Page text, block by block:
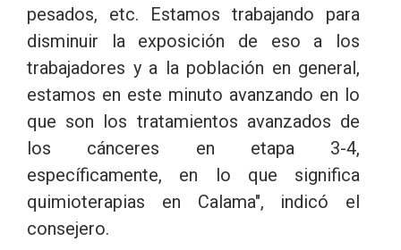
pesados, etc. Estamos trabajando para
disminuir la exposición de eso a los
trabajadores y a la población en general,
estamos en este minuto avanzando en lo
que son los tratamientos avanzados de
los cánceres en etapa 3-4,
específicamente, en lo que significa
quimioterapias en Calama", indicó el
consejero.